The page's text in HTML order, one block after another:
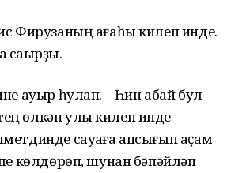
Фирузаның ағаһы килеп инде.
саҡырҙы.
ауыр һулап. – Һин абай бул
ɵлкəн улы килеп инде
сауҡаға апсығып аҫам
кɵлдɵрɵп, шунан бəпəйлəп